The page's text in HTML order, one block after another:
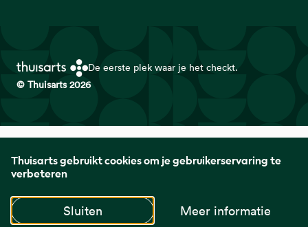
Thuisarts gebruikt cookies om je gebruikerservaring te
verbeteren
Sluiten Meer informatie
De eerste plek waar je het checkt.
© Thuisarts 2026
Huisartsen Genootschap met de Federatie Medisch
Specialisten en Patiëntenfederatie Nederland.